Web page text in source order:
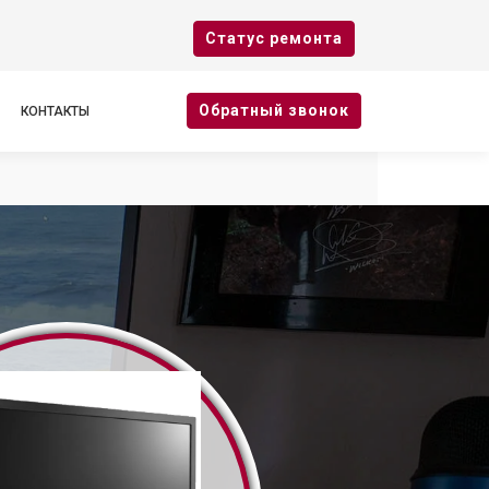
Cтатус ремонта
КОНТАКТЫ Oбратный звонок